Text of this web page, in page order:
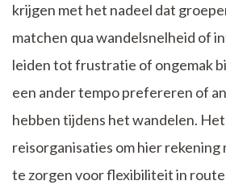
krijgen met het nadeel dat
matchen qua wandelsnelheid of
leiden tot frustratie of ongemak
een ander tempo prefereren of
hebben tijdens het wandelen.
reisorganisaties om hier rekening
te zorgen voor flexibiliteit in